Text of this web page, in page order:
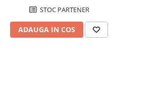
STOC PARTENER
ADAUGA IN COS